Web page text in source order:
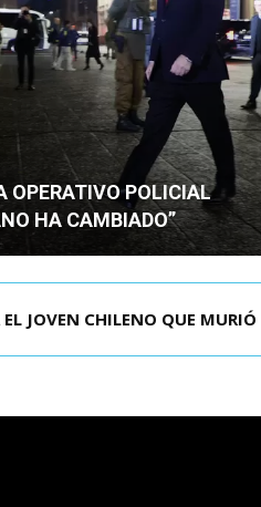
OPERATIVO POLICIAL
HA CAMBIADO”
KAST ENCABEZA OPERATIVO
JOVEN CHILENO QUE MURIÓ